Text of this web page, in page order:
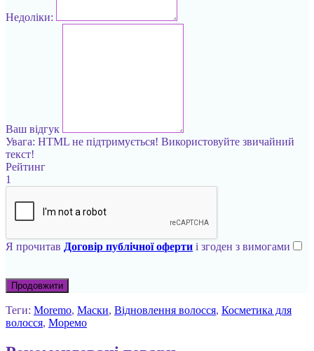
Недоліки:
Ваш відгук
Увага: HTML не підтримується! Використовуйте звичайний
текст!
Рейтинг
1
Я прочитав Договір публічної оферти і згоден з вимогами
Продовжити
Теги: Moremo, Маски, Відновлення волосся, Косметика для
волосся, Моремо